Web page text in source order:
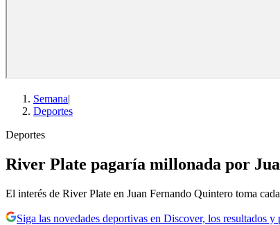
Semana|
Deportes
Deportes
River Plate pagaría millonada por
El interés de River Plate en Juan Fernando Quintero toma
Siga las novedades deportivas en Discover, los resultados y